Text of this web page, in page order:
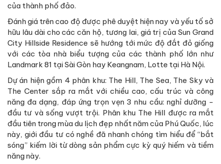
của thành phố đảo.
Đánh giá trên cao độ được phê duyệt hiện nay và yếu tố sở
hữu lâu dài cho các căn hộ, tương lai, giá trị của Sun Grand
City Hillside Residence sẽ hướng tới mức độ đắt đỏ giống
với các tòa nhà biểu tượng của các thành phố lớn như
Landmark 81 tại Sài Gòn hay Keangnam, Lotte tại Hà Nội.
Dự án hiện gồm 4 phân khu: The Hill, The Sea, The Sky và
The Center sắp ra mắt với chiều cao, cấu trúc và công
năng đa dạng, đáp ứng trọn vẹn 3 nhu cầu: nghỉ dưỡng -
đầu tư và sống vượt trội. Phân khu The Hill được ra mắt
đầu tiên trong mùa du lịch đẹp nhất năm của Phú Quốc, lúc
này, giới đầu tư có nghề đã nhanh chóng tìm hiểu để “bắt
sóng” kiếm lời từ dòng sản phẩm cực kỳ quý hiếm và tiềm
năng này.